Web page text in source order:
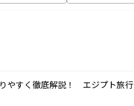
やすく徹底解説！ エジプト旅行